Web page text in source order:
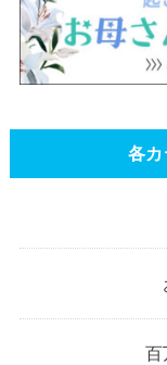
各
百